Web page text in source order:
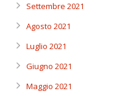
Settembre 2021
Agosto 2021
Luglio 2021
Giugno 2021
Maggio 2021